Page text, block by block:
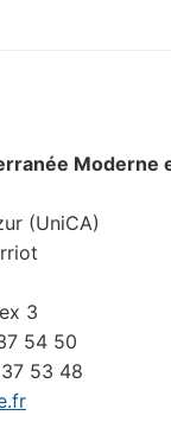
Moderne
(UniCA)
3
54 50
53 48